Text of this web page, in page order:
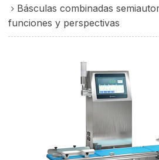
Básculas combinadas
funciones y perspectivas